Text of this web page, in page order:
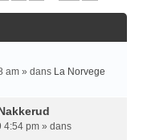
am » dans La Norvege
4:54 pm » dans